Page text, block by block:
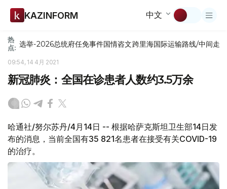
KAZINFORM 中文
热
点: 选举-2026总统府任免事件国情咨文跨里海国际运输路线/中间走廊
09:54, 14 4月 2021
新冠肺炎：全国在诊患者人数约3.5万余
哈通社/努尔苏丹/4月14日 -- 根据哈萨克斯坦卫生部14日发
布的消息，当前全国有35 821名患者在接受有关COVID-19
的治疗。